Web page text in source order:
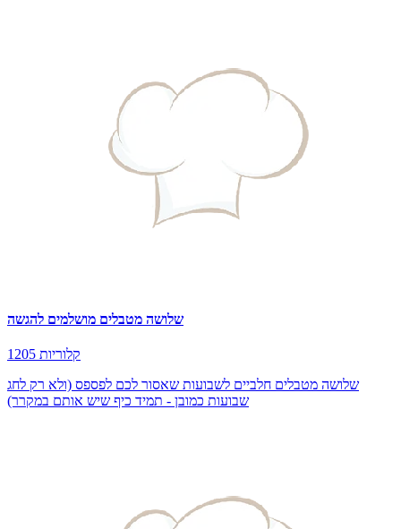
שלושה מטבלים מושלמים להגשה
1205 קלוריות
שלושה מטבלים חלביים לשבועות שאסור לכם לפספס (ולא רק לחג
שבועות כמובן - תמיד כיף שיש אותם במקרר)